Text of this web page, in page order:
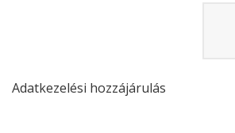
Adatkezelési hozzájárulás